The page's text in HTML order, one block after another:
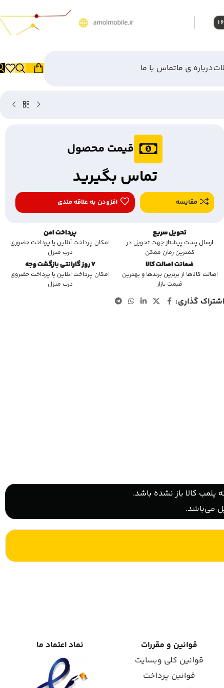
درباره ی ماتماس با ما
قیمت محصول
تماس بگیرید
مقایسه افزودن به علاقه مندی
تحویل سریع
ارسال پست پیشتاز جهت تحویل در
کمترین زمان ممکن
ضمانت اصالت کالا
اصالت کالاها از برترین برندها و بهترین
قیمت بازار
پرداخت امن
امکان پرداخت آنلاین یا پرداخت حضوری
درب منزل
7 روز گارانتی بازگشت وجه
امکان پرداخت انلاین یا پرداخت حضروی
درب منزل
اشتراک گذاری:
کالا باز نشده باشد.
می‌باشد.
قوانین و مقررات
قوانین کلی وبسایت
قوانین پرداخت
نماد اعتماد ما